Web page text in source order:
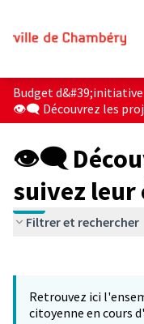
Budget
👁‍🗨 Découvrez les
👁‍🗨
suivez
Filtrer et rechercher
−
Retrouvez ici
citoyenne en cours